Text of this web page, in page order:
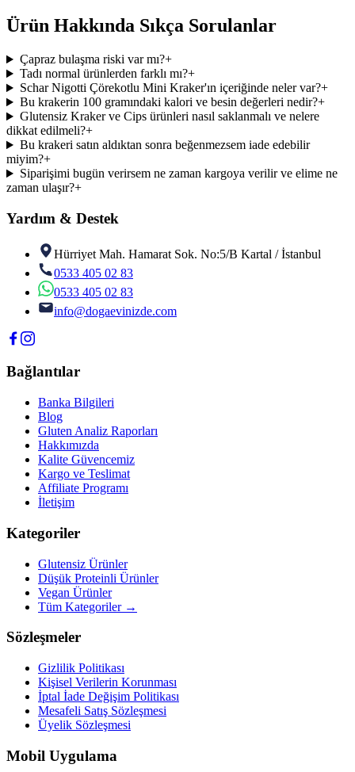
Ürün Hakkında Sıkça Sorulanlar
Çapraz bulaşma riski var mı?+
Tadı normal ürünlerden farklı mı?+
Schar Nigotti Çörekotlu Mini Kraker'ın içeriğinde neler var?+
Bu krakerin 100 gramındaki kalori ve besin değerleri nedir?+
Glutensiz Kraker ve Cips ürünleri nasıl saklanmalı ve nelere
dikkat edilmeli?+
Bu krakeri satın aldıktan sonra beğenmezsem iade edebilir
miyim?+
Siparişimi bugün verirsem ne zaman kargoya verilir ve elime ne
zaman ulaşır?+
Yardım & Destek
Hürriyet Mah. Hamarat Sok. No:5/B Kartal / İstanbul
0533 405 02 83
0533 405 02 83
info@dogaevinizde.com
Bağlantılar
Banka Bilgileri
Blog
Gluten Analiz Raporları
Hakkımızda
Kalite Güvencemiz
Kargo ve Teslimat
Affiliate Programı
İletişim
Kategoriler
Glutensiz Ürünler
Düşük Proteinli Ürünler
Vegan Ürünler
Tüm Kategoriler →
Sözleşmeler
Gizlilik Politikası
Kişisel Verilerin Korunması
İptal İade Değişim Politikası
Mesafeli Satış Sözleşmesi
Üyelik Sözleşmesi
Mobil Uygulama